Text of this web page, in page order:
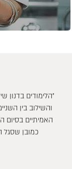
״הלימודים בדנון
והשילוב בין
האמיתיים בסיום
כמובן שסגל